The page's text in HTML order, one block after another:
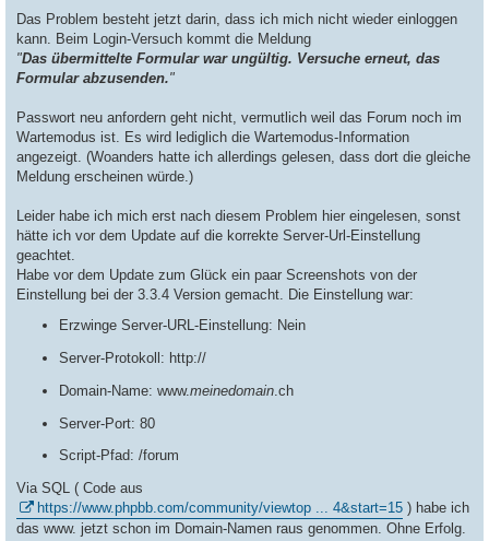
Das Problem besteht jetzt darin, dass ich mich nicht wieder einloggen
kann. Beim Login-Versuch kommt die Meldung
"Das übermittelte Formular war ungültig. Versuche erneut, das
Formular abzusenden."
Passwort neu anfordern geht nicht, vermutlich weil das Forum noch im
Wartemodus ist. Es wird lediglich die Wartemodus-Information
angezeigt. (Woanders hatte ich allerdings gelesen, dass dort die gleiche
Meldung erscheinen würde.)
Leider habe ich mich erst nach diesem Problem hier eingelesen, sonst
hätte ich vor dem Update auf die korrekte Server-Url-Einstellung
geachtet.
Habe vor dem Update zum Glück ein paar Screenshots von der
Einstellung bei der 3.3.4 Version gemacht. Die Einstellung war:
Erzwinge Server-URL-Einstellung: Nein
Server-Protokoll: http://
Domain-Name: www.meinedomain .ch
Server-Port: 80
Script-Pfad: /forum
Via SQL ( Code aus
https://www.phpbb.com/community/viewtop ... 4&start=15 ) habe ich
das www. jetzt schon im Domain-Namen raus genommen. Ohne Erfolg.